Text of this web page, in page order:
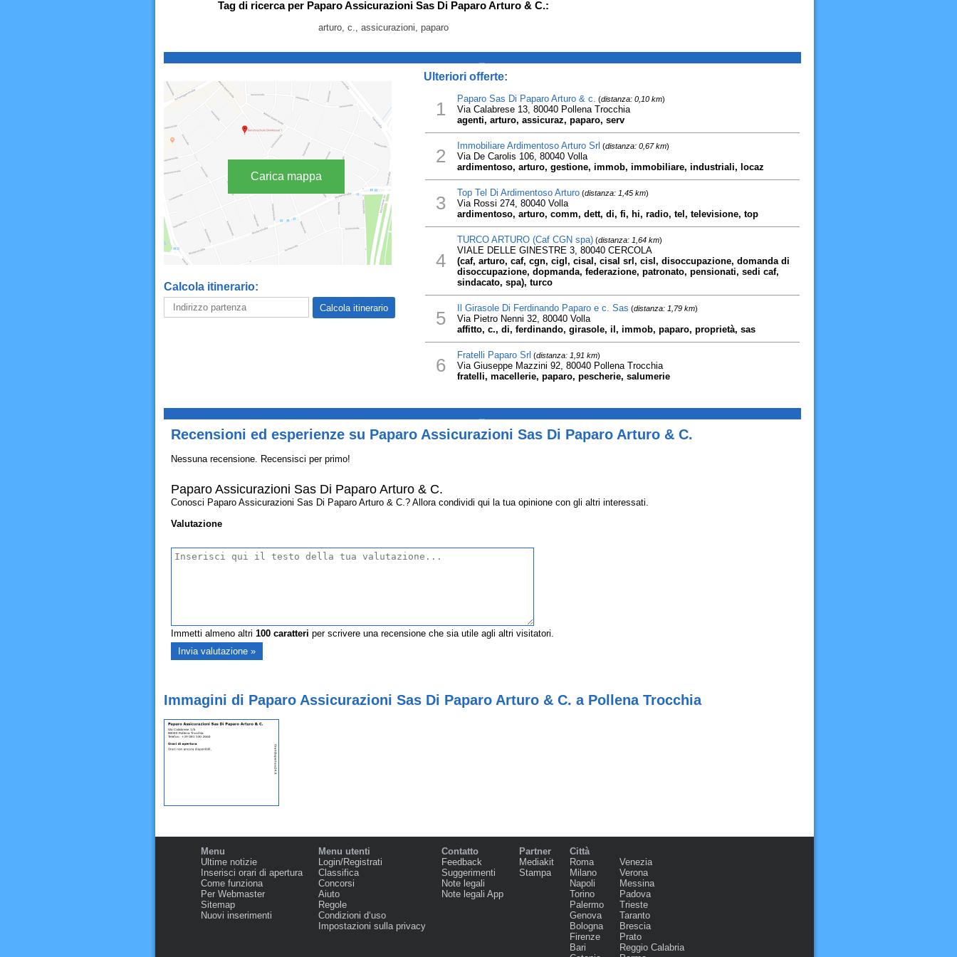
Tag di ricerca per Paparo Assicurazioni Sas Di Paparo Arturo & C.:
arturo, c., assicurazioni, paparo
Carica mappa
Calcola itinerario:
Ulteriori offerte:
1 Paparo Sas Di Paparo Arturo & c. (distanza: 0,10 km)
Via Calabrese 13, 80040 Pollena Trocchia
agenti, arturo, assicuraz, paparo, serv
2 Immobiliare Ardimentoso Arturo Srl (distanza: 0,67 km)
Via De Carolis 106, 80040 Volla
ardimentoso, arturo, gestione, immob, immobiliare, industriali, locaz
3 Top Tel Di Ardimentoso Arturo(distanza: 1,45 km)
Via Rossi 274, 80040 Volla
ardimentoso, arturo, comm, dett, di, fi, hi, radio, tel, televisione, top
4
TURCO ARTURO (Caf CGN spa)(distanza: 1,64 km)
VIALE DELLE GINESTRE 3, 80040 CERCOLA
(caf, arturo, caf, cgn, cigl, cisal, cisal srl, cisl, disoccupazione, domanda di
disoccupazione, dopmanda, federazione, patronato, pensionati, sedi caf,
sindacato, spa), turco
5 Il Girasole Di Ferdinando Paparo e c. Sas (distanza: 1,79 km)
Via Pietro Nenni 32, 80040 Volla
affitto, c., di, ferdinando, girasole, il, immob, paparo, proprietà, sas
6 Fratelli Paparo Srl (distanza: 1,91 km)
Via Giuseppe Mazzini 92, 80040 Pollena Trocchia
fratelli, macellerie, paparo, pescherie, salumerie
Recensioni ed esperienze su Paparo Assicurazioni Sas Di Paparo Arturo & C.
Nessuna recensione. Recensisci per primo!
Paparo Assicurazioni Sas Di Paparo Arturo & C.
Conosci Paparo Assicurazioni Sas Di Paparo Arturo & C.? Allora condividi qui la tua opinione con gli altri interessati.
Valutazione
Immetti almeno altri 100caratteri per scrivere una recensione che sia utile agli altri visitatori.
Immagini di Paparo Assicurazioni Sas Di Paparo Arturo & C. a Pollena Trocchia
Menu
Ultime notizie
Inserisci orari di apertura
Come funziona
Per Webmaster
Sitemap
Nuovi inserimenti
Menu utenti
Login/Registrati
Classifica
Concorsi
Aiuto
Regole
Condizioni d‘uso
Impostazioni sulla privacy
Contatto
Feedback
Suggerimenti
Note legali
Note legali App
Partner
Mediakit
Stampa
Città
Roma
Milano
Napoli
Torino
Palermo
Genova
Bologna
Firenze
Bari
Venezia
Verona
Messina
Padova
Trieste
Taranto
Brescia
Prato
Reggio Calabria